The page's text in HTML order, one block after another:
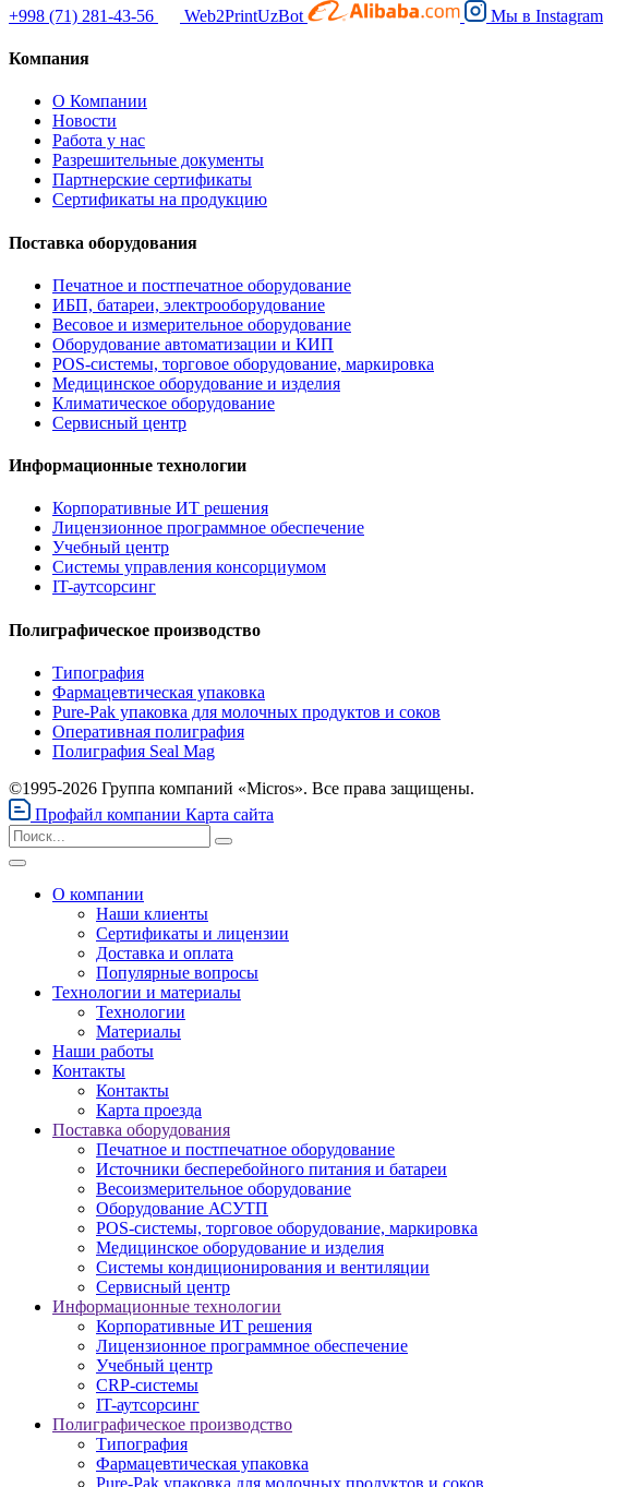
+998 (71) 281-43-56
Web2PrintUzBot Мы в Instagram
Компания
О Компании
Новости
Работа у нас
Разрешительные документы
Партнерские сертификаты
Сертификаты на продукцию
Поставка оборудования
Печатное и постпечатное оборудование
ИБП, батареи, электрооборудование
Весовое и измерительное оборудование
Оборудование автоматизации и КИП
POS-системы, торговое оборудование, маркировка
Медицинское оборудование и изделия
Климатическое оборудование
Сервисный центр
Информационные технологии
Корпоративные ИТ решения
Лицензионное программное обеспечение
Учебный центр
Системы управления консорциумом
IT-аутсорсинг
Полиграфическое производство
Типография
Фармацевтическая упаковка
Pure-Pak упаковка для молочных продуктов и соков
Оперативная полиграфия
Полиграфия Seal Mag
©1995-2026 Группа компаний «Micros». Все права защищены.
Профайл компании Карта сайта
О компании
Наши клиенты
Сертификаты и лицензии
Доставка и оплата
Популярные вопросы
Технологии и материалы
Технологии
Материалы
Наши работы
Контакты
Контакты
Карта проезда
Поставка оборудования
Печатное и постпечатное оборудование
Источники бесперебойного питания и батареи
Весоизмерительное оборудование
Оборудование АСУТП
POS-системы, торговое оборудование, маркировка
Медицинское оборудование и изделия
Системы кондиционирования и вентиляции
Сервисный центр
Информационные технологии
Корпоративные ИТ решения
Лицензионное программное обеспечение
Учебный центр
CRP-системы
IT-аутсорсинг
Полиграфическое производство
Типография
Фармацевтическая упаковка
Pure-Pak упаковка для молочных продуктов и соков